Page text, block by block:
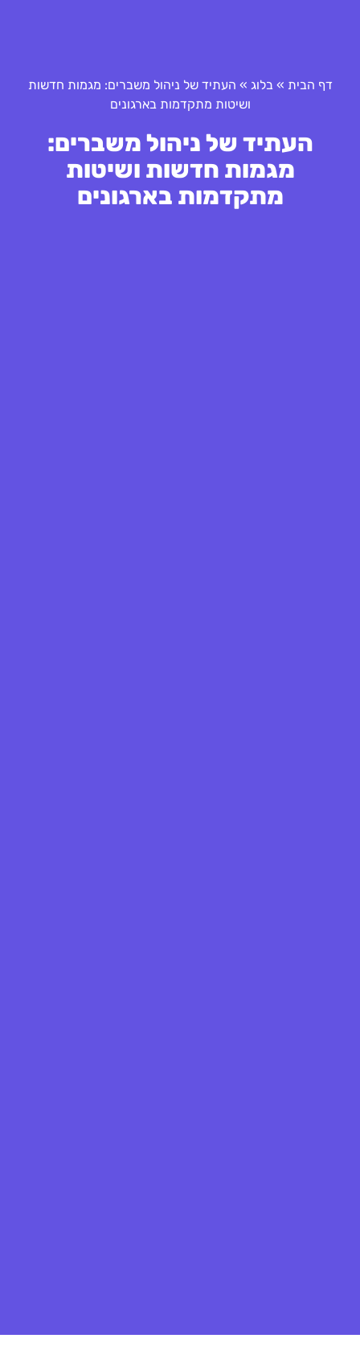
דף הבית » בלוג » העתיד של ניהול משברים: מגמות חדשות
ושיטות מתקדמות בארגונים
העתיד של ניהול משברים:
מגמות חדשות ושיטות
מתקדמות בארגונים